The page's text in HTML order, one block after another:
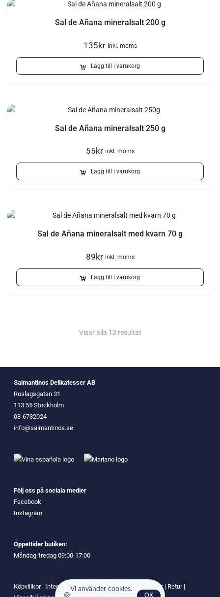
Sal de Añana mineralsalt 200 g
135kr inkl. moms
Lägg till i varukorg
Sal de Añana mineralsalt 250 g
55kr inkl. moms
Lägg till i varukorg
Sal de Añana mineralsalt med kvarn 70 g
89kr inkl. moms
Lägg till i varukorg
Visar alla 13 resultat
Salmantinos Delikatesser AB
Roslagsgatan 31
113 55 Stockholm
08-6732024
info@salmantinos.se
Följ oss på sociala medier
Facebook
Instagram
Öppettider butiken:
Måndag-fredag 09:00-17:00
Köpvillkor| Integritetspolicy|Cookies|Leveransvillkor| Retur|
Vi använder cookies.